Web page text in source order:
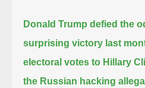
Donald Trump defied the
surprising victory last
electoral votes to Hillary
the Russian hacking